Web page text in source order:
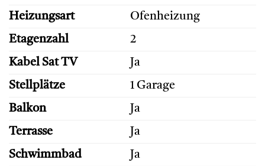
Heizungsart
Ofenheizung
Etagenzahl
2
Kabel Sat TV
Ja
Stellplätze
1 Garage
Balkon
Ja
Terrasse
Ja
Schwimmbad
Ja